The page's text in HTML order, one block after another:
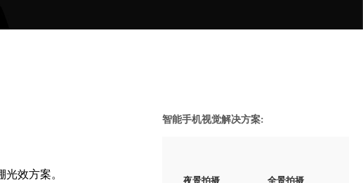
效方案。
智能手机视觉解决方案:
夜景拍摄 全景拍摄